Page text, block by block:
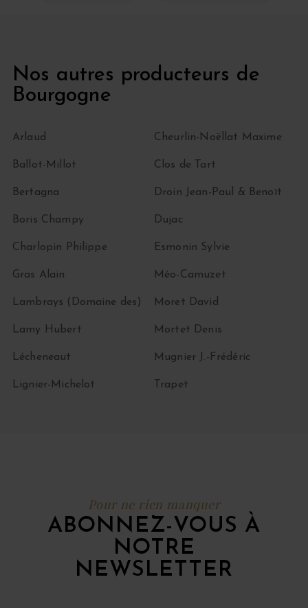
Nos autres producteurs de
Bourgogne
Arlaud
Ballot-Millot
Bertagna
Boris Champy
Charlopin Philippe
Cheurlin-Noëllat Maxime
Clos de Tart
Droin Jean-Paul & Benoït
Dujac
Esmonin Sylvie
Gras Alain
Lambrays (Domaine des)
Lamy Hubert
Lécheneaut
Lignier-Michelot
Méo-Camuzet
Moret David
Mortet Denis
Mugnier J.-Frédéric
Trapet
Pour ne rien manquer
ABONNEZ-VOUS À
NOTRE
NEWSLETTER